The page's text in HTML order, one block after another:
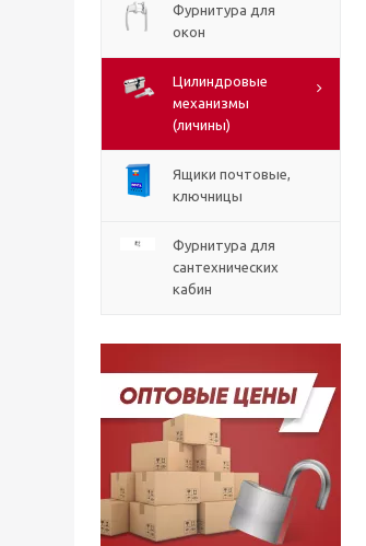
Фурнитура для
окон
Цилиндровые
механизмы
(личины)
Ящики почтовые,
ключницы
Фурнитура для
сантехнических
кабин